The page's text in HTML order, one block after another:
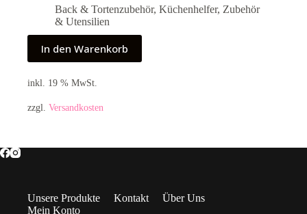
Back & Tortenzubehör, Küchenhelfer, Zubehör
& Utensilien
In den Warenkorb
inkl. 19 % MwSt.
zzgl. Versandkosten
Unsere Produkte Kontakt
Über Uns
Mein Konto